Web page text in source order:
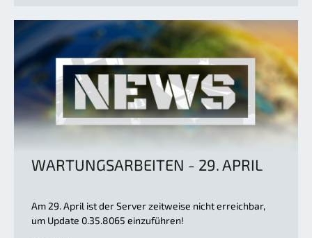
WARTUNGSARBEITEN - 29. APRIL
Am 29. April ist der Server zeitweise nicht erreichbar,
um Update 0.35.8065 einzuführen!